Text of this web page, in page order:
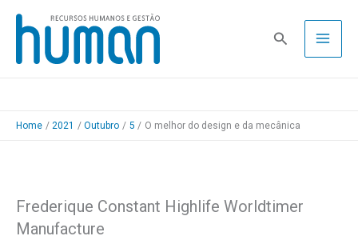
Skip
content
Pesquisa
Home 2021 Outubro 5 O melhor do design e da mecânica
Frederique Constant Highlife Worldtimer
Manufacture